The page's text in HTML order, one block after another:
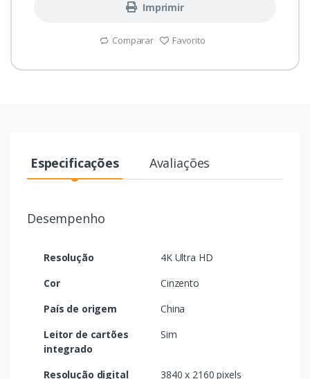
Imprimir
Comparar Favorito
Especificações Avaliações
Desempenho
Resolução
4K Ultra HD
Cor
Cinzento
País de origem
China
Leitor de cartões
integrado
Sim
Resolução digital
3840 x 2160 pixels